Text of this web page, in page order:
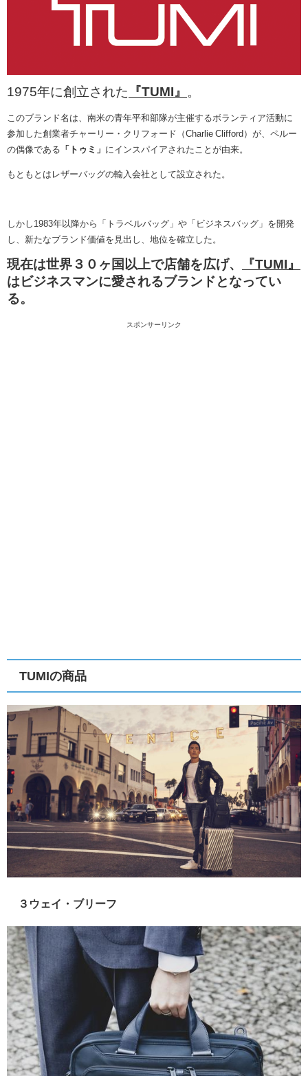
1975年に創立された 『TUMI』 。
このブランド名は 、南米の青年平和部隊が主催するボランティア活動に
参加した創業者チャーリー・クリフォード（Charlie Clifford）が、ペルー
の偶像である 「トゥミ」 にインスパイアされたことが由来。
もともとはレザーバッグの輸入会社として設立された。
しかし1983年以降から「トラベルバッグ」や「ビジネスバッグ」を開発
し、新たなブランド価値を見出し、地位を確立した。
現在は世界３０ヶ国以上で店舗を広げ、
『TUMI』
はビジネスマンに愛されるブランドとなってい
る。
スポンサーリンク
TUMIの商品
３ウェイ・ブリーフ